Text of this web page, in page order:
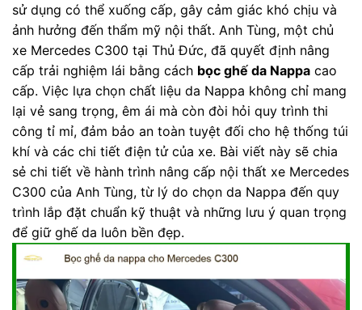
sử dụng có thể xuống cấp, gây cảm giác khó chịu và
ảnh hưởng đến thẩm mỹ nội thất. Anh Tùng, một chủ
xe Mercedes C300 tại Thủ Đức, đã quyết định nâng
cấp trải nghiệm lái bằng cách bọc ghế da Nappa cao
cấp. Việc lựa chọn chất liệu da Nappa không chỉ mang
lại vẻ sang trọng, êm ái mà còn đòi hỏi quy trình thi
công tỉ mỉ, đảm bảo an toàn tuyệt đối cho hệ thống túi
khí và các chi tiết điện tử của xe. Bài viết này sẽ chia
sẻ chi tiết về hành trình nâng cấp nội thất xe Mercedes
C300 của Anh Tùng, từ lý do chọn da Nappa đến quy
trình lắp đặt chuẩn kỹ thuật và những lưu ý quan trọng
để giữ ghế da luôn bền đẹp.